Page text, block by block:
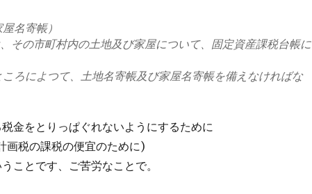
名寄帳）
その市町村内の土地及び家屋について、固定資産課税台帳に
ろによつて、土地名寄帳及び家屋名寄帳を備えなければな
金をとりっぱぐれないようにするために
画税の課税の便宜のために)
ことです、ご苦労なことで。